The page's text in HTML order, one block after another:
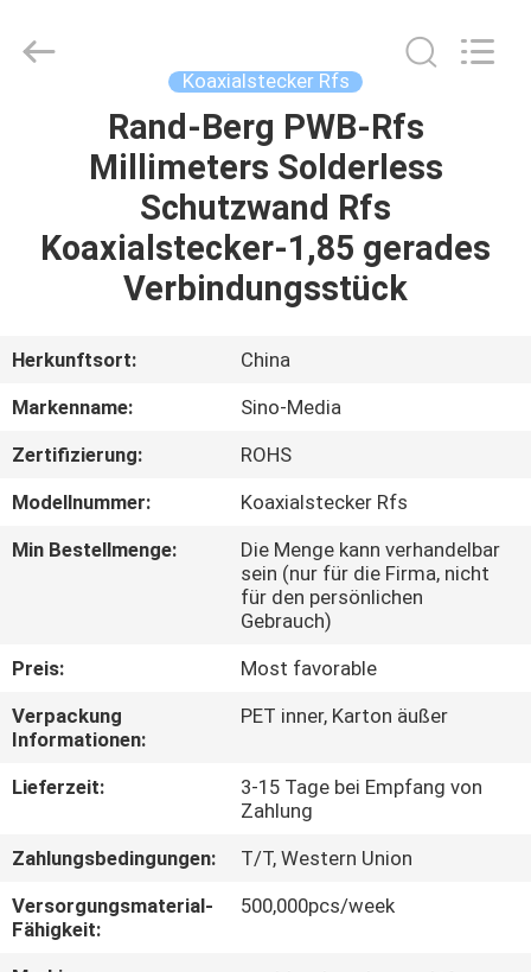
HAUSE
PRODUKTE
ÜBER
WERKSBESICHTIGUNG
QUALITÄTSKONTROLLE
KONTAKT
MIT
UNS
RECHTSSACHEN
Ltd..
Koaxialstecker Rfs
Rand-Berg PWB-Rfs
Millimeters Solderless
Schutzwand Rfs
Koaxialstecker-1,85 gerades
Verbindungsstück
Herkunftsort:
China
Markenname:
Sino-Media
Zertifizierung:
ROHS
Modellnummer:
Koaxialstecker Rfs
Min Bestellmenge:
Die Menge kann verhandelbar
sein (nur für die Firma, nicht
für den persönlichen
Gebrauch)
Preis:
Most favorable
Verpackung
Informationen:
PET inner, Karton äußer
Lieferzeit:
3-15 Tage bei Empfang von
Zahlung
Zahlungsbedingungen:
T/T, Western Union
Versorgungsmaterial-
Fähigkeit:
500,000pcs/week